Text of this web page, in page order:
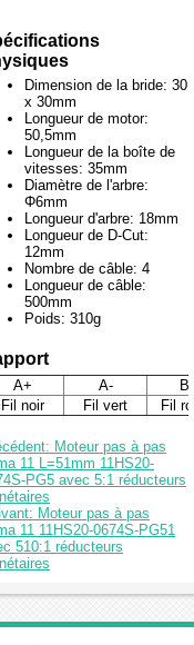
Dimension de la bride: 30
x 30mm
Longueur de motor:
50,5mm
Longueur de la boîte de
vitesses: 35mm
Diamètre de l'arbre:
Φ6mm
Longueur d'arbre: 18mm
Longueur de D-Cut:
12mm
Nombre de câble: 4
Longueur de câble:
500mm
Poids: 310g
A+ A-
Fil noir
Fil vert Fil
Moteur pas à pas
11 L=51mm 11HS20-
PG5 avec 5:1 réducteurs
Moteur pas à pas
11 11HS20-0674S-PG51
510:1 réducteurs